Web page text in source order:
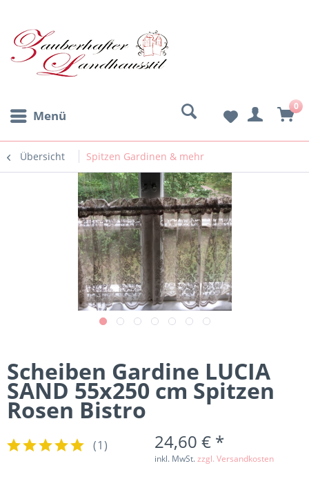
Menü
0
Übersicht Spitzen Gardinen & mehr
Scheiben Gardine LUCIA
SAND 55x250 cm Spitzen
Rosen Bistro
(1) 24,60 € *
inkl. MwSt.zzgl. Versandkosten